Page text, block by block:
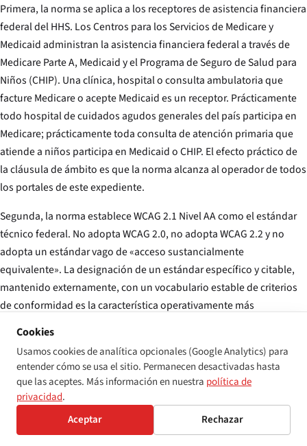
Primera, la norma se aplica a los receptores de asistencia financiera
federal del HHS. Los Centros para los Servicios de Medicare y
Medicaid administran la asistencia financiera federal a través de
Medicare Parte A, Medicaid y el Programa de Seguro de Salud para
Niños (CHIP). Una clínica, hospital o consulta ambulatoria que
facture Medicare o acepte Medicaid es un receptor. Prácticamente
todo hospital de cuidados agudos generales del país participa en
Medicare; prácticamente toda consulta de atención primaria que
atiende a niños participa en Medicaid o CHIP. El efecto práctico de
la cláusula de ámbito es que la norma alcanza al operador de todos
los portales de este expediente.
Segunda, la norma establece WCAG 2.1 Nivel AA como el estándar
técnico federal. No adopta WCAG 2.0, no adopta WCAG 2.2 y no
adopta un estándar vago de «acceso sustancialmente
equivalente». La designación de un estándar específico y citable,
mantenido externamente, con un vocabulario estable de criterios
de conformidad es la característica operativamente más
«conformidad sustancial» en los litigios sobre accesibilidad
sanitaria en un único número.
Tercera, los plazos de cumplimiento de la norma son escalonados
por tamaño del receptor. Los receptores con 15 o más empleados
deben cumplir antes del 11 de mayo de 2026 — es decir, dentro del
Cookies
Usamos cookies de analítica opcionales (Google Analytics) para
entender cómo se usa el sitio. Permanecen desactivadas hasta
que las aceptes. Más información en nuestra política de
privacidad.
Aceptar
Rechazar